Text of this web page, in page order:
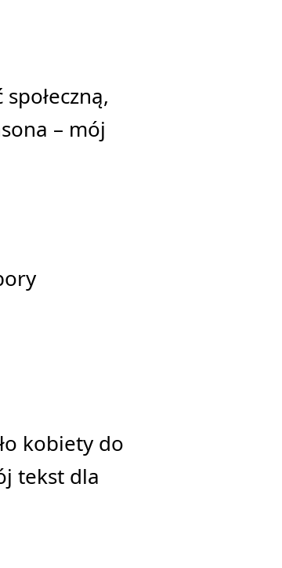
– mój
kobiety do
tekst dla